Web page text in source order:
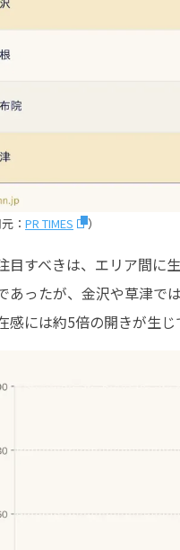
： PR TIMES ）
目すべきは、エリア間に
あったが、金沢や草津で
感には約5倍の開きが生じ